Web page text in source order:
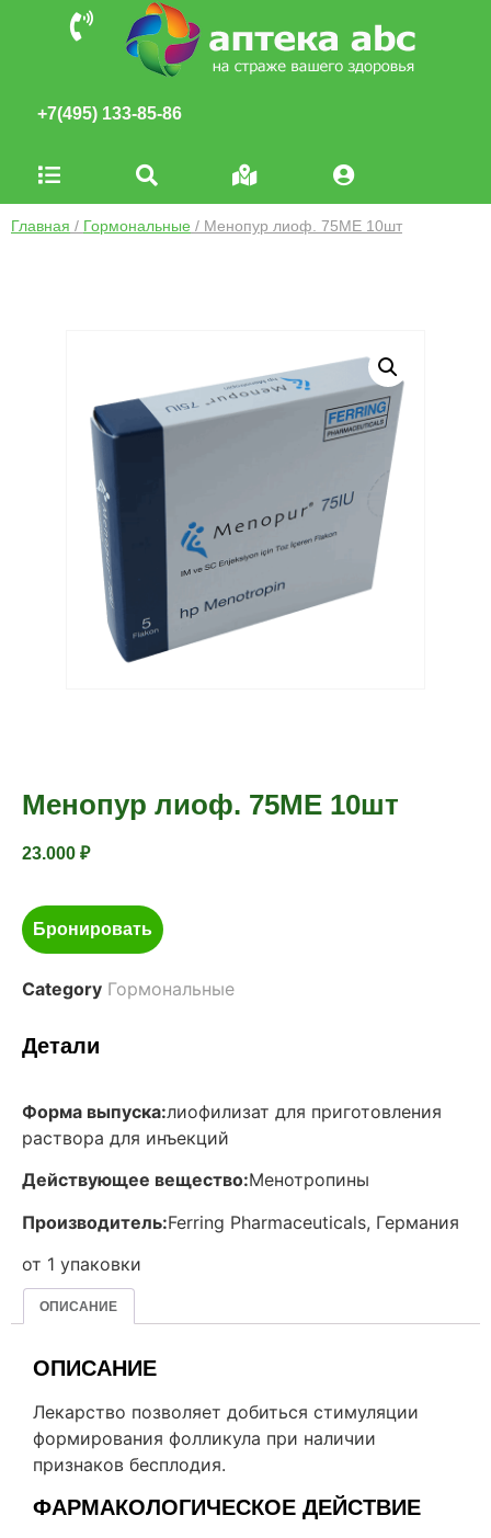
+7(495) 133-85-86
Главная / Гормональные / Менопур лиоф. 75МЕ 10шт
Менопур лиоф. 75МЕ 10шт
23.000 ₽
Бронировать
Category Гормональные
Детали
Форма выпуска:лиофилизат для приготовления
раствора для инъекций
Действующее вещество:Менотропины
Производитель:Ferring Pharmaceuticals, Германия
от 1 упаковки
ОПИСАНИЕ
ОПИСАНИЕ
Лекарство позволяет добиться стимуляции
формирования фолликула при наличии
признаков бесплодия.
ФАРМАКОЛОГИЧЕСКОЕ ДЕЙСТВИЕ